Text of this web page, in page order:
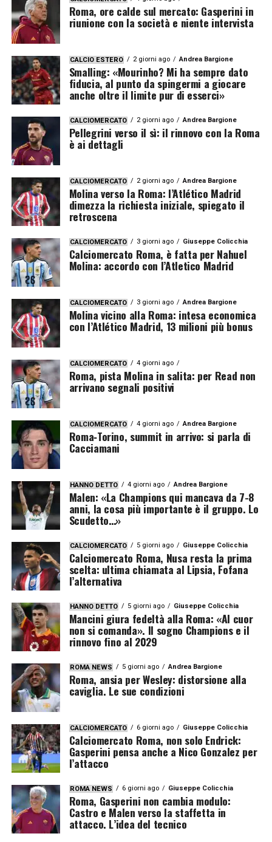
Roma, ore calde sul mercato: Gasperini in
riunione con la società e niente intervista
CALCIO ESTERO 2 giorni ago Andrea Bargione
Smalling: «Mourinho? Mi ha sempre dato
fiducia, al punto da spingermi a giocare
anche oltre il limite pur di esserci»
CALCIOMERCATO 2 giorni ago Andrea Bargione
Pellegrini verso il sì: il rinnovo con la Roma
è ai dettagli
CALCIOMERCATO 2 giorni ago Andrea Bargione
Molina verso la Roma: l’Atlético Madrid
dimezza la richiesta iniziale, spiegato il
retroscena
CALCIOMERCATO 3 giorni ago Giuseppe Colicchia
Calciomercato Roma, è fatta per Nahuel
Molina: accordo con l’Atletico Madrid
CALCIOMERCATO 3 giorni ago Andrea Bargione
Molina vicino alla Roma: intesa economica
con l’Atlético Madrid, 13 milioni più bonus
CALCIOMERCATO 4 giorni ago
Roma, pista Molina in salita: per Read non
arrivano segnali positivi
CALCIOMERCATO 4 giorni ago Andrea Bargione
Roma‑Torino, summit in arrivo: si parla di
Cacciamani
HANNO DETTO 4 giorni ago Andrea Bargione
Malen: «La Champions qui mancava da 7-8
anni, la cosa più importante è il gruppo. Lo
Scudetto…»
CALCIOMERCATO 5 giorni ago Giuseppe Colicchia
Calciomercato Roma, Nusa resta la prima
scelta: ultima chiamata al Lipsia, Fofana
l’alternativa
HANNO DETTO 5 giorni ago Giuseppe Colicchia
Mancini giura fedeltà alla Roma: «Al cuor
non si comanda». Il sogno Champions e il
rinnovo fino al 2029
ROMA NEWS 5 giorni ago Andrea Bargione
Roma, ansia per Wesley: distorsione alla
caviglia. Le sue condizioni
CALCIOMERCATO 6 giorni ago Giuseppe Colicchia
Calciomercato Roma, non solo Endrick:
Gasperini pensa anche a Nico Gonzalez per
l’attacco
ROMA NEWS 6 giorni ago Giuseppe Colicchia
Roma, Gasperini non cambia modulo:
Castro e Malen verso la staffetta in
attacco. L’idea del tecnico